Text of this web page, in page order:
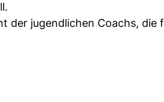
der jugendlichen Coachs, die